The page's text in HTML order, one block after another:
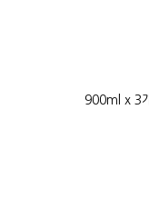
900ml x 3